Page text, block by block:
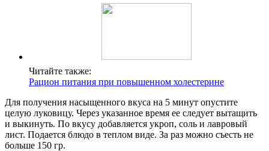
Читайте также:
Рацион питания при повышенном холестерине
Для получения насыщенного вкуса на 5 минут опустите
целую луковицу. Через указанное время ее следует вытащить
и выкинуть. По вкусу добавляется укроп, соль и лавровый
лист. Подается блюдо в теплом виде. За раз можно съесть не
больше 150 гр.